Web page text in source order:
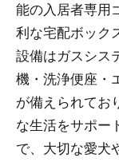
能の入居者専用
利な宅配ボック
設備はガスシス
機・洗浄便座・
が備えられてお
な生活をサポー
で、大切な愛犬